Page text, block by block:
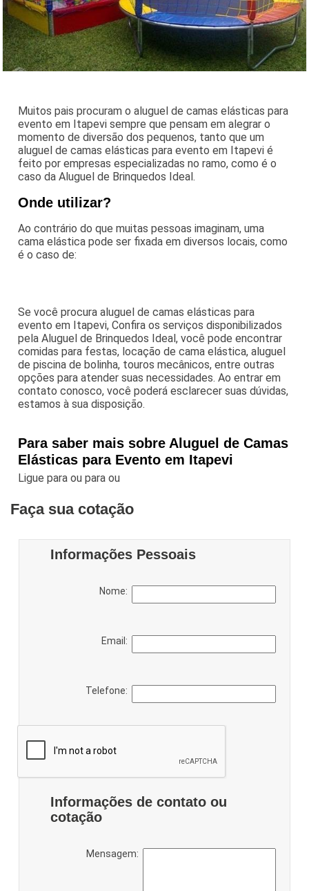
Muitos pais procuram o aluguel de camas elásticas para
evento em Itapevi sempre que pensam em alegrar o
momento de diversão dos pequenos, tanto que um
aluguel de camas elásticas para evento em Itapevi é
feito por empresas especializadas no ramo, como é o
caso da Aluguel de Brinquedos Ideal.
Onde utilizar?
Ao contrário do que muitas pessoas imaginam, uma
cama elástica pode ser fixada em diversos locais, como
é o caso de:
Se você procura aluguel de camas elásticas para
evento em Itapevi, Confira os serviços disponibilizados
pela Aluguel de Brinquedos Ideal, você pode encontrar
comidas para festas, locação de cama elástica, aluguel
de piscina de bolinha, touros mecânicos, entre outras
opções para atender suas necessidades. Ao entrar em
contato conosco, você poderá esclarecer suas dúvidas,
estamos à sua disposição.
Para saber mais sobre Aluguel de Camas
Elásticas para Evento em Itapevi
Ligue paraou paraou
Faça sua cotação
Informações Pessoais
Nome:
Email:
Telefone:
Informações de contato ou
cotação
Mensagem: